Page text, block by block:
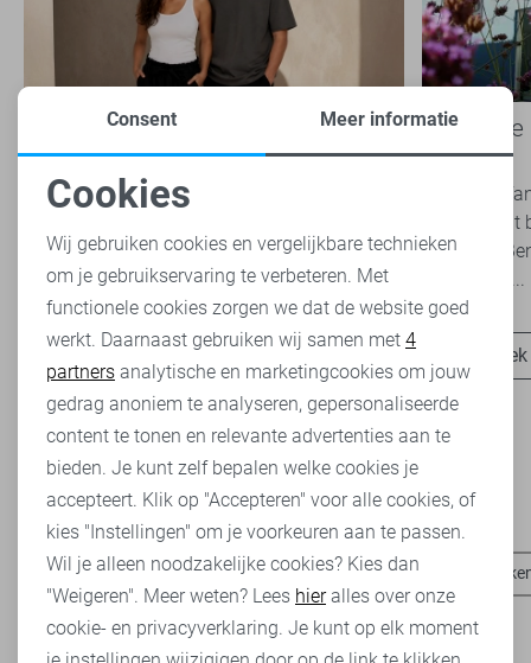
Basics: de onmisbare basis van
iedere garderobe
Basics zijn tijdloze kledingstukken die een
garderobe. Ze zijn eenvoudig te combineren,
onafhankelijk van...
Een
Rijssen
Ben jij die
je nog
geweest?
snel verder...
Heb je dit al eens bekeken?
State of Art vesten State of Art polo`s State of Art
Noodzakelijke cookies
Personalisatie cookies
Analytische cookies
Marketing cookies
Consent Meer informatie
Cookies
Wij gebruiken cookies en vergelijkbare technieken
om je gebruikservaring te verbeteren. Met
functionele cookies zorgen we dat de website goed
werkt. Daarnaast gebruiken wij samen met 4
partners analytische en marketingcookies om jouw
gedrag anoniem te analyseren, gepersonaliseerde
content te tonen en relevante advertenties aan te
bieden. Je kunt zelf bepalen welke cookies je
accepteert. Klik op "Accepteren" voor alle cookies, of
kies "Instellingen" om je voorkeuren aan te passen.
Wil je alleen noodzakelijke cookies? Kies dan
"Weigeren". Meer weten? Lees hieralles over onze
cookie- en privacyverklaring. Je kunt op elk moment